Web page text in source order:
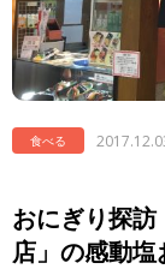
食べる
おにぎり探
店」の感動塩